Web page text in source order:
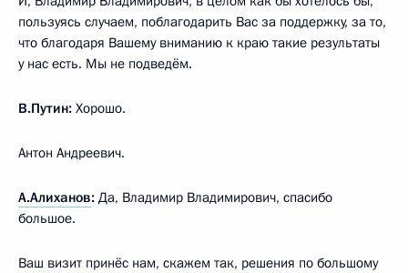
пользуясь случаем, поблагодарить Вас за поддержку, за то,
что благодаря Вашему вниманию к краю такие результаты
у нас есть. Мы не подведём.
В.Путин: Хорошо.
Антон Андреевич.
А.Алиханов: Да, Владимир Владимирович, спасибо
большое.
Ваш визит принёс нам, скажем так, решения по большому